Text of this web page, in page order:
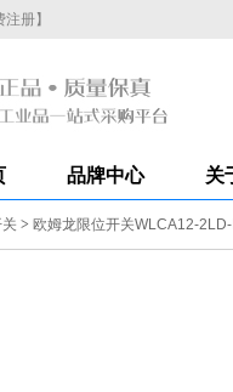
注册】
品牌中心 关
> 欧姆龙限位开关WLCA12-